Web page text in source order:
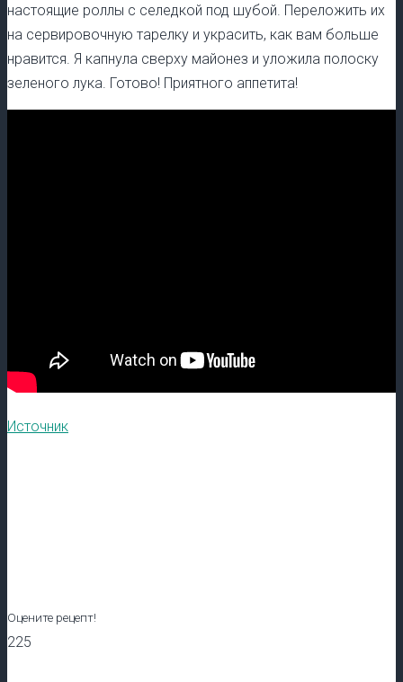
настоящие роллы с селедкой под шубой. Переложить их
на сервировочную тарелку и украсить, как вам больше
нравится. Я капнула сверху майонез и уложила полоску
зеленого лука. Готово! Приятного аппетита!
Источник
Оцените рецепт!
225